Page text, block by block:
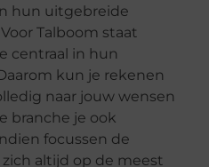
hun uitgebreide
Talboom staat
centraal in hun
kun je rekenen
naar jouw wensen
branche je ook
focussen de
altijd op de meest